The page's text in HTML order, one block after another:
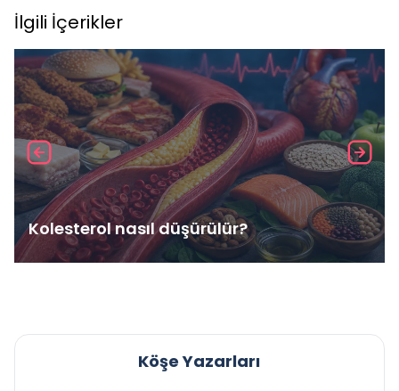
İlgili İçerikler
Kolesterol nasıl düşürülür?
Köşe Yazarları